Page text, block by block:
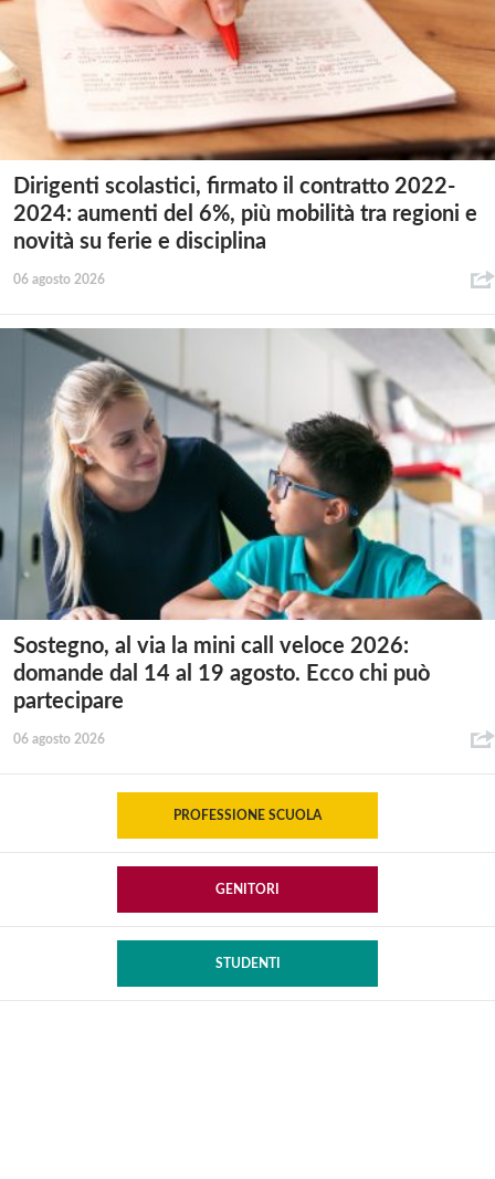
Dirigenti scolastici, firmato il contratto 2022-
2024: aumenti del 6%, più mobilità tra regioni e
novità su ferie e disciplina
06 agosto 2026
Sostegno, al via la mini call veloce 2026:
domande dal 14 al 19 agosto. Ecco chi può
partecipare
06 agosto 2026
PROFESSIONE SCUOLA
GENITORI
STUDENTI